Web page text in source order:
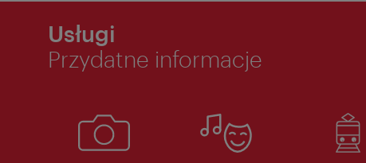
Usługi
Przydatne informacje